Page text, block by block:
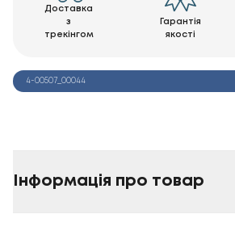
Доставка
з
трекінгом
Гарантія
якості
4-00507_00044
Інформація про товар